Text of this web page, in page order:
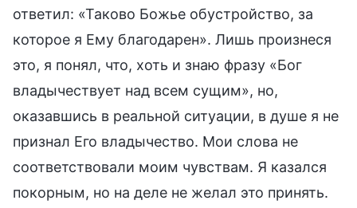
ответил: «Таково Божье обустройство, за
которое я Ему благодарен». Лишь произнеся
это, я понял, что, хоть и знаю фразу «Бог
владычествует над всем сущим», но,
оказавшись в реальной ситуации, в душе я не
признал Его владычество. Мои слова не
соответствовали моим чувствам. Я казался
покорным, но на деле не желал это принять.